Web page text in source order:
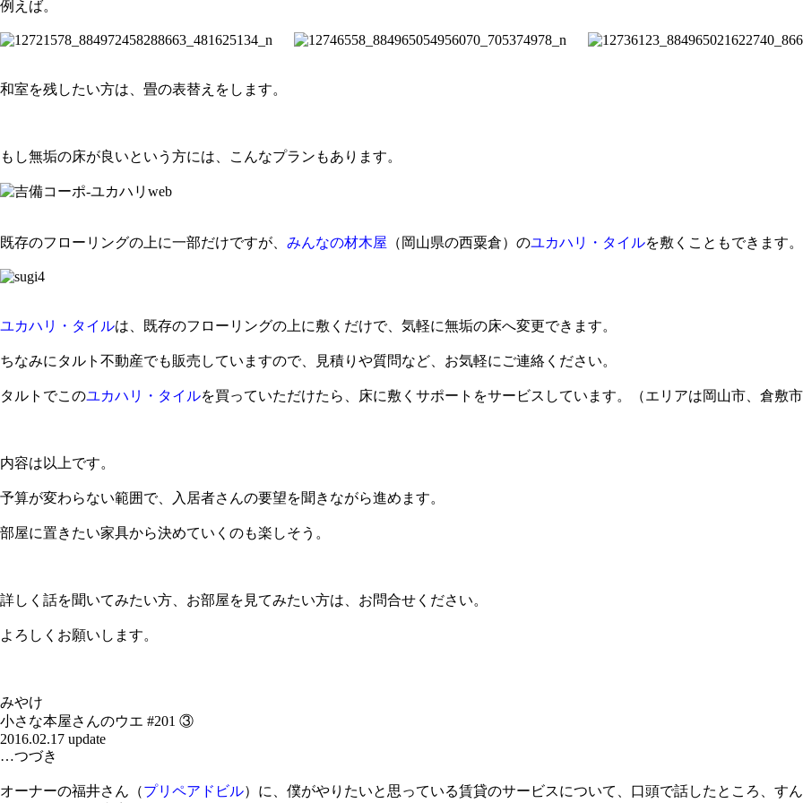
例えば。
和室を残したい方は、畳の表替えをします。
もし無垢の床が良いという方には、こんなプランもあります。
既存のフローリングの上に一部だけですが、 みんなの材木屋 （岡山県の西粟倉）のユカハリ・タイルを敷くこともできます。
ユカハリ・タイルは、既存のフローリングの上に敷くだけで、気軽に無垢の床へ変更できます。
ちなみにタルト不動産でも販売していますので、見積りや質問など、お気軽にご連絡ください。
タルトでこのユカハリ・タイルを買っていただけたら、床に敷くサポートをサービスしています。（エリアは岡山市、倉敷市
内容は以上です。
予算が変わらない範囲で、入居者さんの要望を聞きながら進めます。
部屋に置きたい家具から決めていくのも楽しそう。
詳しく話を聞いてみたい方、お部屋を見てみたい方は、お問合せください。
よろしくお願いします。
みやけ
小さな本屋さんのウエ #201 ③
2016.02.17 update
…つづき
オーナーの福井さん（プリペアドビル）に、僕がやりたいと思っている賃貸のサービスについて、口頭で話したところ、す